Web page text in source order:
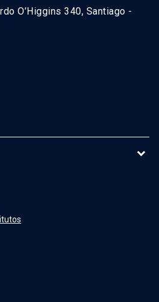
O’Higgins 340, Santiago -